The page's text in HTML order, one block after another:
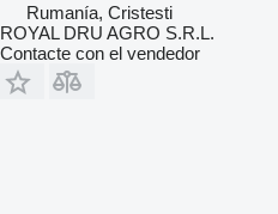
Rumanía, Cristesti
ROYAL DRU AGRO S.R.L.
Contacte con el vendedor